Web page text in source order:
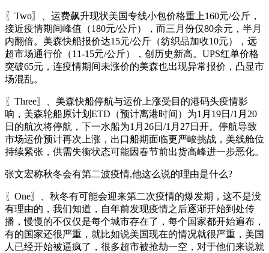
〖Two〗、运费飙升现状美国专线小包价格重上160元/公斤，
接近疫情期间峰值（180元/公斤），而三月份仅80余元，半月
内翻倍。美森快船报价达15元/公斤（纺织品加收10元），远
超市场通行价（11-15元/公斤），创历史新高。UPS红单价格
突破65元，连疫情期间未涨价的美森也出现异常报价，凸显市
场混乱。
〖Three〗、美森快船停航与运价上涨受目的港码头疫情影
响，美森轮船原计划ETD（预计离港时间）为1月19日/1月20
日的航次将停航，下一水船为1月26日/1月27日开。停航导致
市场运价预计再次上涨，出口船期面临更严峻挑战，美线舱位
持续紧张，供需失衡状态可能因春节前出货高峰进一步恶化。
张文宏称秋冬会有第二波疫情,他这么说的理由是什么?
〖One〗、秋冬有可能会迎来第二次疫情的爆发期，这不是没
有理由的，我们知道，自年前发现疫情之后逐渐开始到处传
播，慢慢的不仅仅是每个城市存在了，每个国家都开始遍布，
有的国家还很严重，就比如说美国现在的情况就很严重，美国
人已经开始被逼疯了，很多超市被抢劫一空，对于他们来说就